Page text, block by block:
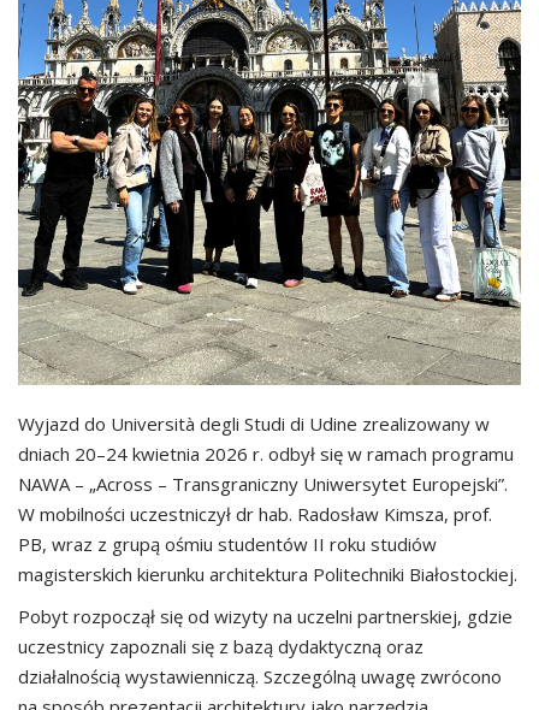
Wyjazd do Università degli Studi di Udine zrealizowany w
dniach 20–24 kwietnia 2026 r. odbył się w ramach programu
NAWA – „Across – Transgraniczny Uniwersytet Europejski”.
W mobilności uczestniczył dr hab. Radosław Kimsza, prof.
PB, wraz z grupą ośmiu studentów II roku studiów
magisterskich kierunku architektura Politechniki Białostockiej.
Pobyt rozpoczął się od wizyty na uczelni partnerskiej, gdzie
uczestnicy zapoznali się z bazą dydaktyczną oraz
działalnością wystawienniczą. Szczególną uwagę zwrócono